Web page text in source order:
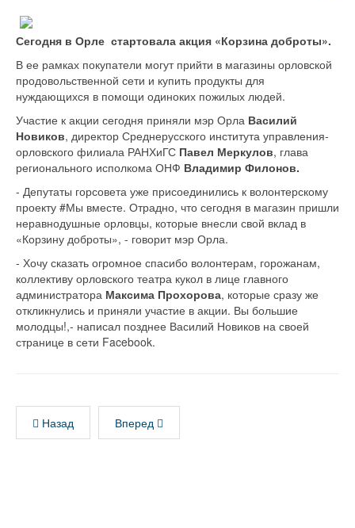
Сегодня в Орле стартовала акция «Корзина доброты».
В ее рамках покупатели могут прийти в магазины орловской
продовольственной сети и купить продукты для
нуждающихся в помощи одиноких пожилых людей.
Участие к акции сегодня приняли мэр Орла Василий
Новиков, директор Среднерусского института управления-
орловского филиала РАНХиГС Павел Меркулов, глава
регионального исполкома ОНФ Владимир Филонов.
- Депутаты горсовета уже присоединились к волонтерскому
проекту #Мы вместе. Отрадно, что сегодня в магазин пришли
неравнодушные орловцы, которые внесли свой вклад в
«Корзину доброты», - говорит мэр Орла.
- Хочу сказать огромное спасибо волонтерам, горожанам,
коллективу орловского театра кукол в лице главного
администратора Максима Прохорова, которые сразу же
откликнулись и приняли участие в акции. Вы большие
молодцы!,- написал позднее Василий Новиков на своей
странице в сети Facebook.
Назад Вперед